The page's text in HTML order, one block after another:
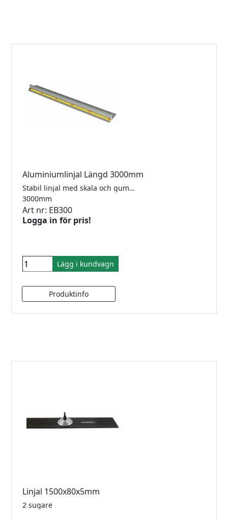
Aluminiumlinjal Längd 3000mm
Stabil linjal med skala och gummiklädd undersida.
3000mm
Art nr: EB300
Logga in för pris!
Lägg i kundvagn
Linjal 1500x80x5mm
2 sugare